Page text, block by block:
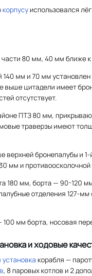
корпусу использовался
80 мм, 40 мм ближе
мм и 70 мм
выше цитадели имеет
отсутствует.
ПТЗ 80 мм,
траверзы имеют
верхней бронепалубы и
мм и
180 мм, борта — 90-120
отделения 127-мм
100 мм борта, носовая
и ходовые
корабля —
, 8 паровых котлов и 2